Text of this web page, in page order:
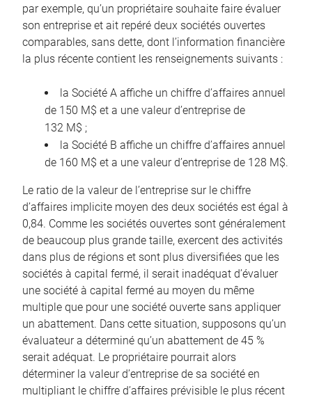
par exemple, qu’un propriétaire souhaite faire évaluer
son entreprise et ait repéré deux sociétés ouvertes
comparables, sans dette, dont l’information financière
la plus récente contient les renseignements suivants :
la Société A affiche un chiffre d’affaires annuel
de 150 M$ et a une valeur d’entreprise de
132 M$ ;
la Société B affiche un chiffre d’affaires annuel
de 160 M$ et a une valeur d’entreprise de 128 M$.
Le ratio de la valeur de l’entreprise sur le chiffre
d’affaires implicite moyen des deux sociétés est égal à
0,84. Comme les sociétés ouvertes sont généralement
de beaucoup plus grande taille, exercent des activités
dans plus de régions et sont plus diversifiées que les
sociétés à capital fermé, il serait inadéquat d’évaluer
une société à capital fermé au moyen du même
multiple que pour une société ouverte sans appliquer
un abattement. Dans cette situation, supposons qu’un
évaluateur a déterminé qu’un abattement de 45 %
serait adéquat. Le propriétaire pourrait alors
déterminer la valeur d’entreprise de sa société en
multipliant le chiffre d’affaires prévisible le plus récent